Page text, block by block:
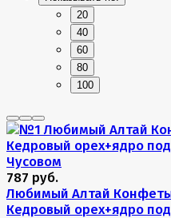
20
40
60
80
100
787 руб.
Любимый Алтай
Кедровый орех+ядро